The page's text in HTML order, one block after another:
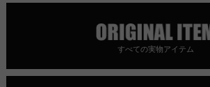
すべての実物アイテム